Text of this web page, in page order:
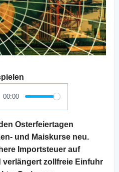
00:00
Osterfeiertagen
und Maiskurse neu.
Importsteuer auf
zollfreie Einfuhr